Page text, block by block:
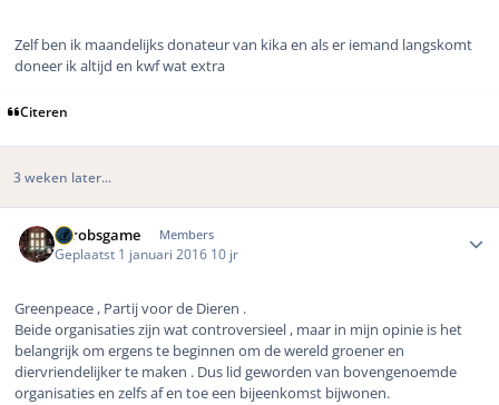
Zelf ben ik maandelijks donateur van kika en als er iemand langskomt
doneer ik altijd en kwf wat extra
Citeren
3 weken later...
eurobsgame Members
Geplaatst 1 januari 2016 10 jr
Greenpeace , Partij voor de Dieren .
Beide organisaties zijn wat controversieel , maar in mijn opinie is het
belangrijk om ergens te beginnen om de wereld groener en
diervriendelijker te maken . Dus lid geworden van bovengenoemde
organisaties en zelfs af en toe een bijeenkomst bijwonen.